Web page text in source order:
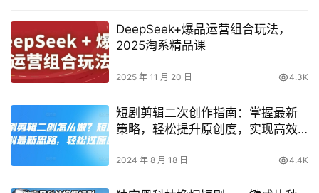
DeepSeek+爆品运营组合玩法，
2025淘系精品课
2025 年 11 月 20 日 4.3K
短剧剪辑二次创作指南：掌握最新
策略，轻松提升原创度，实现高效
2024 年 8 月 18 日 4.4K